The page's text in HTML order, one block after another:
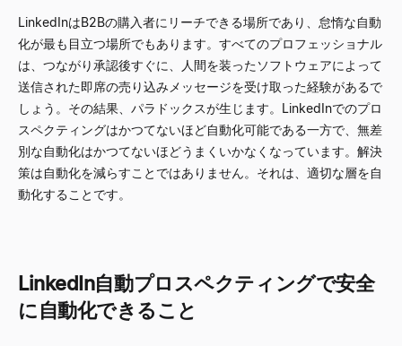
LinkedInはB2Bの購入者にリーチできる場所であり、怠惰な自動
化が最も目立つ場所でもあります。すべてのプロフェッショナル
は、つながり承認後すぐに、人間を装ったソフトウェアによって
送信された即席の売り込みメッセージを受け取った経験があるで
しょう。その結果、パラドックスが生じます。LinkedInでのプロ
スペクティングはかつてないほど自動化可能である一方で、無差
別な自動化はかつてないほどうまくいかなくなっています。解決
策は自動化を減らすことではありません。それは、適切な層を自
動化することです。
LinkedIn自動プロスペクティングで安全
に自動化できること